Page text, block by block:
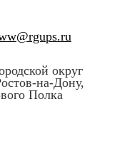
округ
на-Дону,
Полка